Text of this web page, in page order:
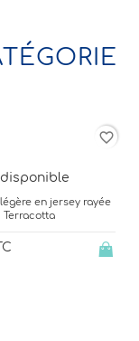
en jersey rayée
Terracotta
favorite_border